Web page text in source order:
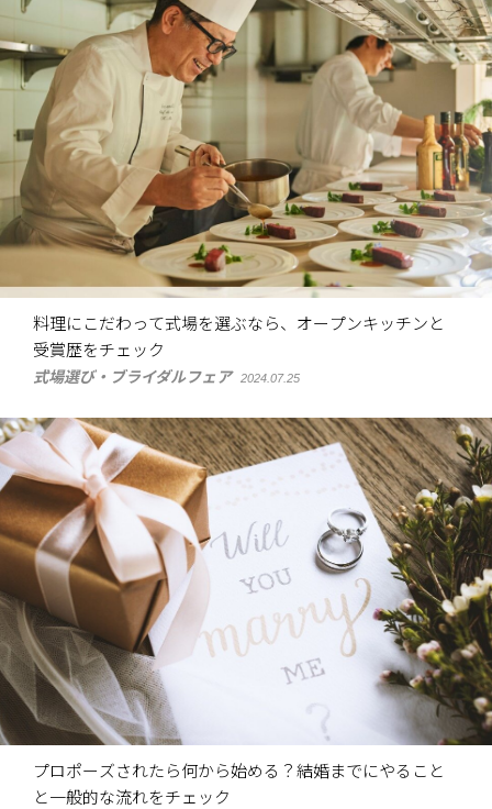
料理にこだわって式場を選ぶなら、オープンキッチンと
受賞歴をチェック
式場選び・ブライダルフェア 2024.07.25
プロポーズされたら何から始める？結婚までにやること
と一般的な流れをチェック